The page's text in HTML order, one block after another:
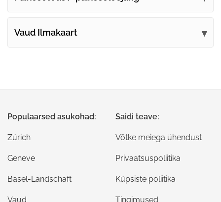
Vaud Ilmakaart
Populaarsed asukohad:
Zürich
Geneve
Basel-Landschaft
Vaud
Saidi teave:
Võtke meiega ühendust
Privaatsuspoliitika
Küpsiste poliitika
Tingimused